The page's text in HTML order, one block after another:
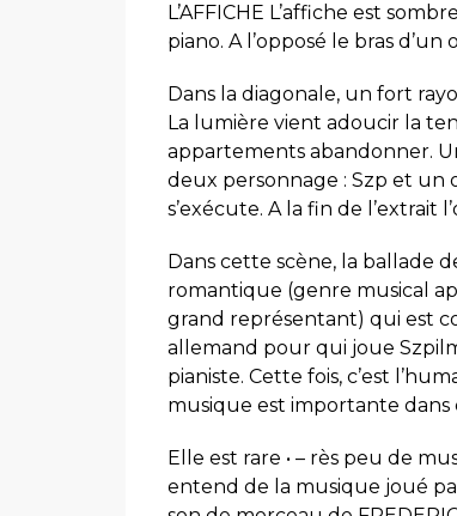
L’AFFICHE L’affiche est
piano. A l’opposé le bras
Dans la diagonale, un fort
La lumière vient adoucir la
appartements abandonner.
deux personnage : Szp et un
s’exécute. A la fin de l’extrait
Dans cette scène, la ballade
romantique (genre musical
grand représentant) qui est
allemand pour qui joue
pianiste. Cette fois, c’est
musique est importante dans
Elle est rare • – rès peu de
entend de la musique joué